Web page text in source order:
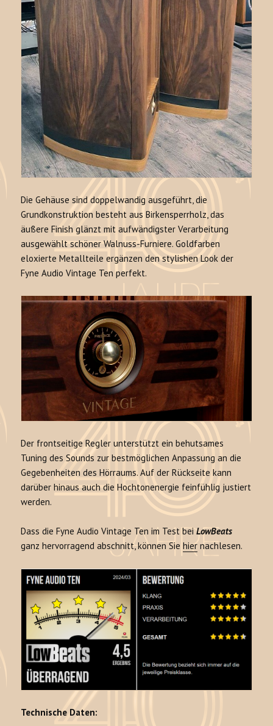
Die Gehäuse sind doppelwandig ausgeführt, die
Grundkonstruktion besteht aus Birkensperrholz, das
äußere Finish glänzt mit aufwändigster Verarbeitung
ausgewählt schöner Walnuss-Furniere. Goldfarben
eloxierte Metallteile ergänzen den stylishen Look der
Fyne Audio Vintage Ten perfekt.
Der frontseitige Regler unterstützt ein behutsames
Tuning des Sounds zur bestmöglichen Anpassung an die
Gegebenheiten des Hörraums. Auf der Rückseite kann
darüber hinaus auch die Hochtonenergie feinfühlig justiert
werden.
Dass die Fyne Audio Vintage Ten im Test beiLowBeats
ganz hervorragend abschnitt, können Siehier nachlesen.
Technische Daten: